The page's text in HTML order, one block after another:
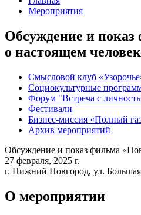
Мероприятия
Обсуждение и
о настоящем
Смысловой клуб
Социокультурные
Форум "Встреча с
Фестивали
Бизнес-миссия «Полный
Архив мероприятий
Обсуждение и показ фильма
27 февраля, 2025 г.
г. Нижний Новгород, ул.
О мероприятии